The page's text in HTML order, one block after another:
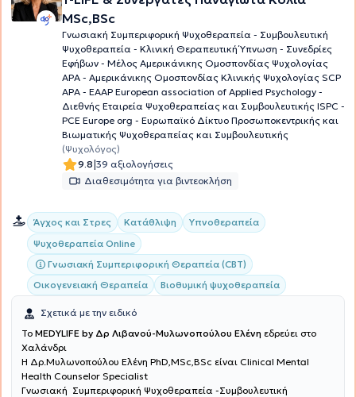
MSc,BSc
Γνωσιακή Συμπεριφορική Ψυχοθεραπεία - Συμβουλευτική
Ψυχοθεραπεία - Κλινική Θεραπευτική Ύπνωση - Συνεδρίες
Εφήβων - Μέλος Aμερικάνικης Ομοσπονδίας Ψυχολογίας
ΑΡΑ - Αμερικάνικης Ομοσπονδίας Κλινικής Ψυχολογίας SCP
APA - EAAP European association of Applied Psychology -
Διεθνής Εταιρεία Ψυχοθεραπείας και Συμβουλευτικής ISPC -
PCE Europe org - Ευρωπαϊκό Δίκτυο Προσωποκεντρικής και
Βιωματικής Ψυχοθεραπείας και Συμβουλευτικής
(Ψυχολόγος)
9.8|39 αξιολογήσεις
Διαθεσιμότητα για βιντεοκλήση
Άγχος και Στρες Κατάθλιψη
Υπνοθεραπεία
Ψυχοθεραπεία Online
Γνωσιακή Συμπεριφορική Θεραπεία (CBT)
Οικογενειακή Θεραπεία
Βιοθυμική ψυχοθεραπεία
Σχετικά με την ειδικό
To MEDYLIFE by Δρ Λιβανού-Μυλωνοπούλου Ελένη εδρεύει στο
Χαλάνδρι
H Δρ.Μυλωνοπούλου Ελένη PhD,MSc,BSc είναι Clinical Mental
Health Counselor Specialist
Γνωσιακή Συμπεριφορική Ψυχοθεραπεία -Συμβουλευτική